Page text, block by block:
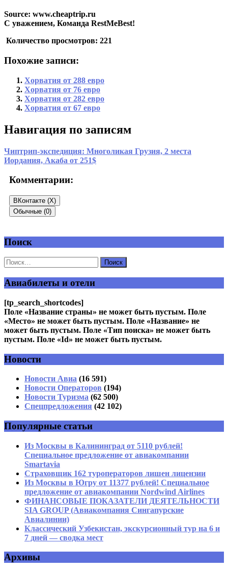
Source: www.cheaptrip.ru
С уважением, Команда RestMeBest!
Количество просмотров: 221
Похожие записи:
Хорватия от 288 евро
Хорватия от 76 евро
Хорватия от 282 евро
Хорватия от 67 евро
Навигация по записям
Чиптрип-экспедиция: Многоликая Грузия, 2 места
Иордания, Акаба от 251$
Комментарии:
ВКонтакте (X)
Обычные (0)
Добавить комментарий
Ваш адрес email не будет опубликован.
Имя *
Email*
Поиск
Авиабилеты и отели
[tp_search_shortcodes]
Поле «Название страны» не может быть пустым. Поле
«Место» не может быть пустым. Поле «Название» не
может быть пустым. Поле «Тип поиска» не может быть
пустым. Поле «Id» не может быть пустым.
Новости
Новости Авиа (16 591)
Новости Операторов (194)
Новости Туризма (62 500)
Спецпредложения (42 102)
Популярные статьи
Из Москвы в Калининград от 5110 рублей!
Специальное предложение от авиакомпании
Smartavia
Страховщик 162 туроператоров лишен лицензии
Из Москвы в Югру от 11377 рублей! Специальное
предложение от авиакомпании Nordwind Airlines
ФИНАНСОВЫЕ ПОКАЗАТЕЛИ ДЕЯТЕЛЬНОСТИ
SIA GROUP (Авиакомпания Сингапурские
Авиалинии)
Классический Узбекистан, экскурсионный тур на 6 и
7 дней — сводка мест
Архивы